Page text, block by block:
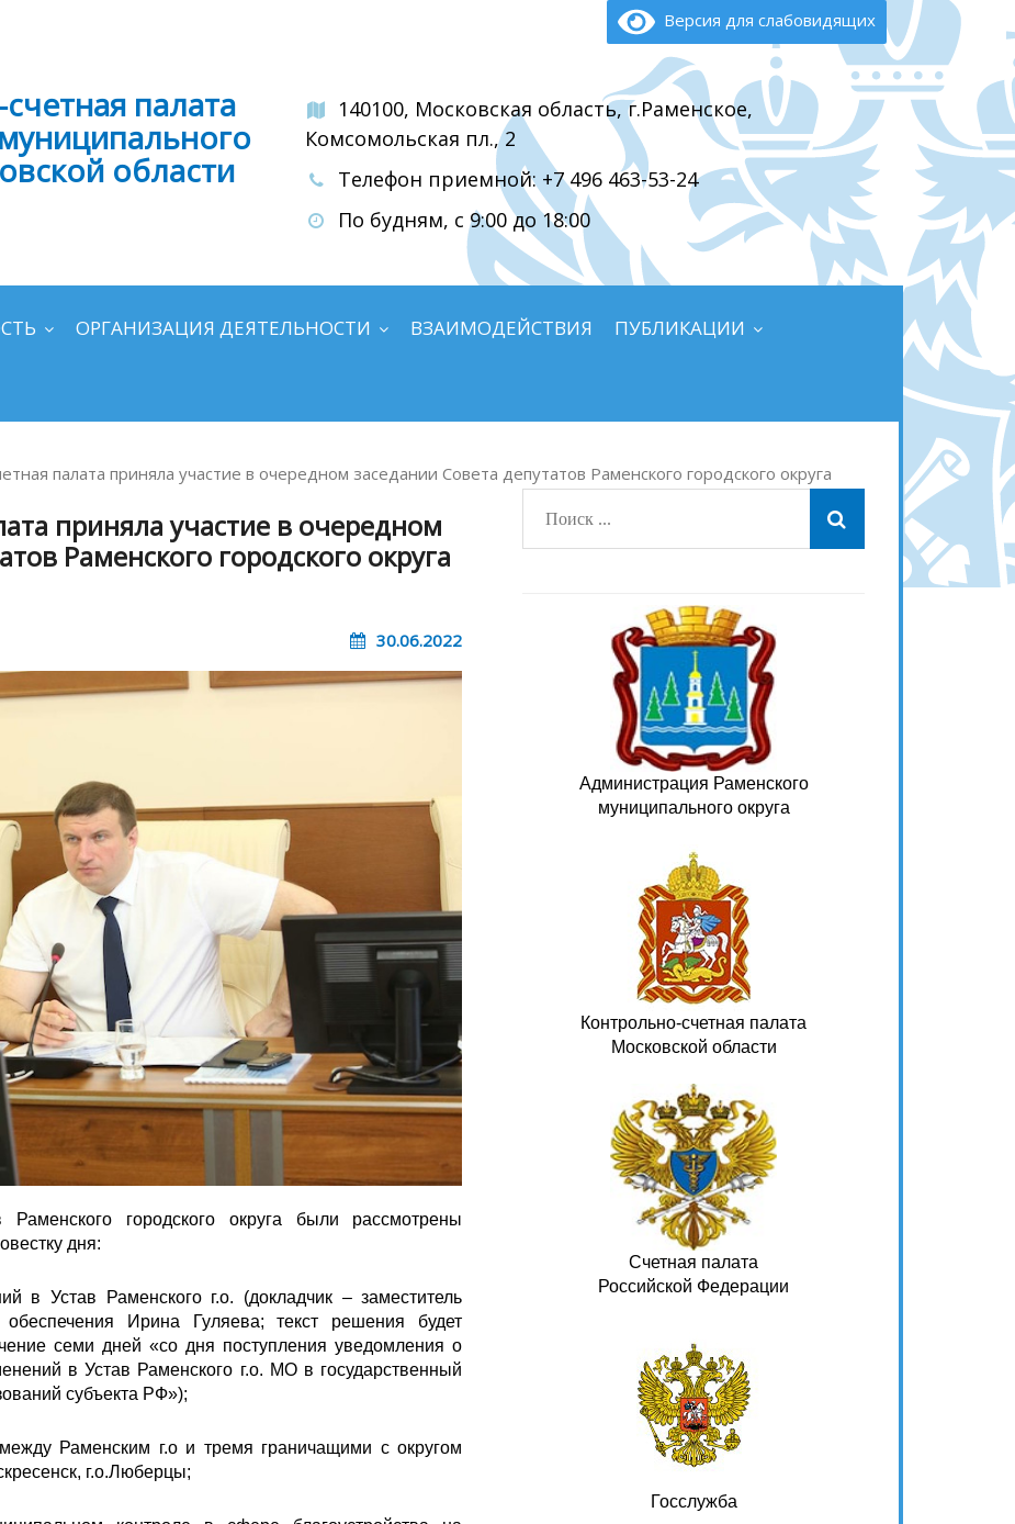
Версия для слабовидящих
палата
области
140100, Московская область, г.Раменское,
Комсомольская пл., 2
Телефон приемной: +7 496 463-53-24
По будням, с 9:00 до 18:00
ОРГАНИЗАЦИЯ ДЕЯТЕЛЬНОСТИ ВЗАИМОДЕЙСТВИЯ
ПУБЛИКАЦИИ
палата приняла участие в очередном заседании Совета депутатов Раменского городского округа
приняла участие в очередном
Раменского городского округа
30.06.2022
городского округа были рассмотрены
дня:
в Устав Раменского г.о. (докладчик – заместитель
обеспечения Ирина Гуляева; текст решения будет
семи дней «со дня поступления уведомления о
в Устав Раменского г.о. МО в государственный
субъекта РФ»);
Раменским г.о и тремя граничащими с округом
г.о.Люберцы;
Администрация Раменского
муниципального округа
Контрольно-счетная палата
Московской области
Счетная палата
Российской Федерации
Госслужба